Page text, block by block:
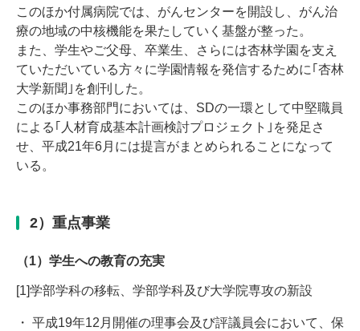
このほか付属病院では、がんセンターを開設し、がん治
療の地域の中核機能を果たしていく基盤が整った。
また、学生やご父母、卒業生、さらには杏林学園を支え
ていただいている方々に学園情報を発信するために｢杏林
大学新聞｣を創刊した。
このほか事務部門においては、SDの一環として中堅職員
による｢人材育成基本計画検討プロジェクト｣を発足さ
せ、平成21年6月には提言がまとめられることになって
いる。
2）重点事業
（1）学生への教育の充実
[1]学部学科の移転、学部学科及び大学院専攻の新設
平成19年12月開催の理事会及び評議員会において、保